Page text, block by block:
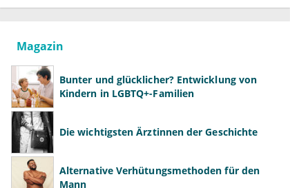
Magazin
Bunter und glücklicher? Entwicklung von
Kindern in LGBTQ+-Familien
Die wichtigsten Ärztinnen der Geschichte
Alternative Verhütungsmethoden für den
Mann